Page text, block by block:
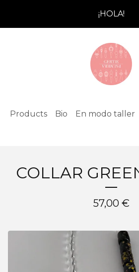
¡HOLA!
Products Bio En modo taller
COLLAR
57,00 €